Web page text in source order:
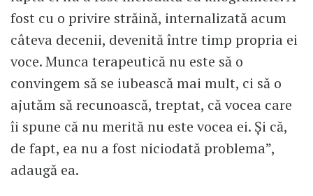
fost cu o privire străină, internalizată acum
câteva decenii, devenită între timp propria ei
voce. Munca terapeutică nu este să o
convingem să se iubească mai mult, ci să o
ajutăm să recunoască, treptat, că vocea care
îi spune că nu merită nu este vocea ei. Și că,
de fapt, ea nu a fost niciodată problema”,
adaugă ea.